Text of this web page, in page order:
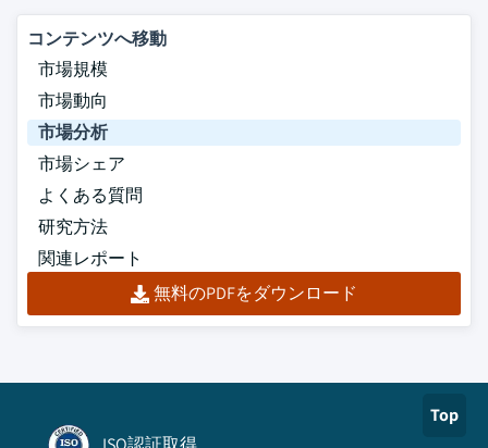
コンテンツへ移動
市場規模
市場動向
市場分析
市場シェア
よくある質問
研究方法
関連レポート
無料のPDFをダウンロード
Top